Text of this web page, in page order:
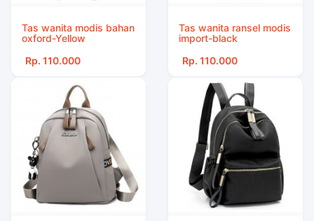
Tas wanita modis bahan
oxford-Yellow
Rp. 110.000
Tas wanita ransel modis
import-black
Rp. 110.000